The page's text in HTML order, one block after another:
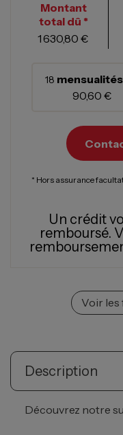
Montant
total dû *
1 630,80 €
18
90,60 €
* Hors assurance
Un crédit
remboursé.
Voir les
Description
Découvrez notre